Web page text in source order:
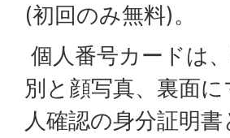
(初回のみ無料)。
個人番号カードは
別と顔写真、裏面
人確認の身分証明